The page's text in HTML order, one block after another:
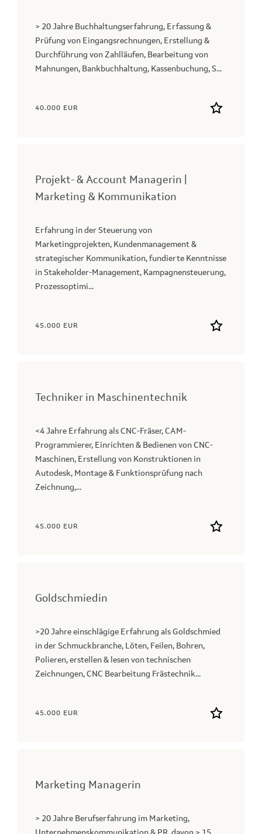
> 20 Jahre Buchhaltungserfahrung, Erfassung &
Prüfung von Eingangsrechnungen, Erstellung &
Durchführung von Zahlläufen, Bearbeitung von
Mahnungen, Bankbuchhaltung, Kassenbuchung, S...
40.000 EUR
Projekt- & Account Managerin |
Marketing & Kommunikation
Erfahrung in der Steuerung von
Marketingprojekten, Kundenmanagement &
strategischer Kommunikation, fundierte Kenntnisse
in Stakeholder-Management, Kampagnensteuerung,
Prozessoptimi...
45.000 EUR
Techniker in Maschinentechnik
<4 Jahre Erfahrung als CNC-Fräser, CAM-
Programmierer, Einrichten & Bedienen von CNC-
Maschinen, Erstellung von Konstruktionen in
Autodesk, Montage & Funktionsprüfung nach
Zeichnung,...
45.000 EUR
Goldschmiedin
>20 Jahre einschlägige Erfahrung als Goldschmied
in der Schmuckbranche, Löten, Feilen, Bohren,
Polieren, erstellen & lesen von technischen
Zeichnungen, CNC Bearbeitung Frästechnik...
45.000 EUR
Marketing Managerin
> 20 Jahre Berufserfahrung im Marketing,